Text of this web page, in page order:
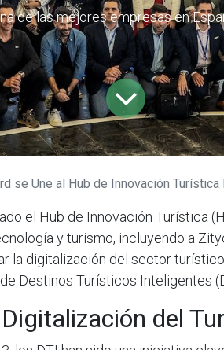
de las mejores empresas en
Une al Hub de Innovación Turística Liderado por Telefónica
el Hub de Innovación Turística
y turismo, incluyendo a
la digitalización del sector
Destinos Turísticos Inteligentes
del